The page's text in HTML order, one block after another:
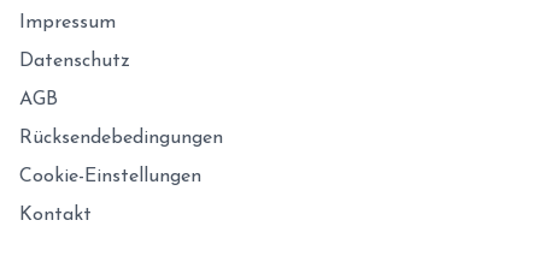
Impressum
Datenschutz
AGB
Rücksendebedingungen
Cookie-Einstellungen
Kontakt